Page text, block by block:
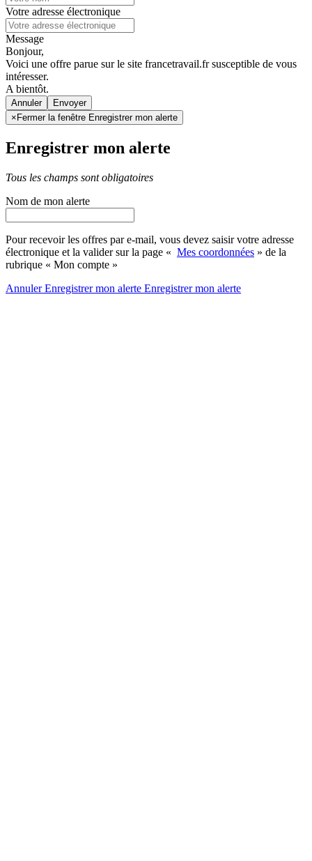
Votre adresse électronique
Message
Bonjour,
Voici une offre parue sur le site francetravail.fr susceptible de vous
intéresser.
A bientôt.
Annuler
× Fermer la fenêtre Enregistrer mon alerte
Enregistrer mon alerte
Tous les champs sont obligatoires
Nom de mon alerte
Pour recevoir les offres par e-mail, vous devez saisir votre adresse
électronique et la valider sur la page « Mes coordonnées » de la
rubrique « Mon compte »
AnnulerEnregistrer mon alerte Enregistrermon alerte